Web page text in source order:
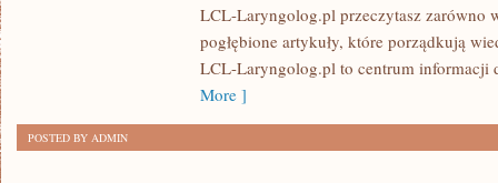
LCL-Laryngolog.pl przeczytasz zarówno
pogłębione artykuły, które porządkują
LCL-Laryngolog.pl to centrum informacji
More ]
POSTED BY ADMIN